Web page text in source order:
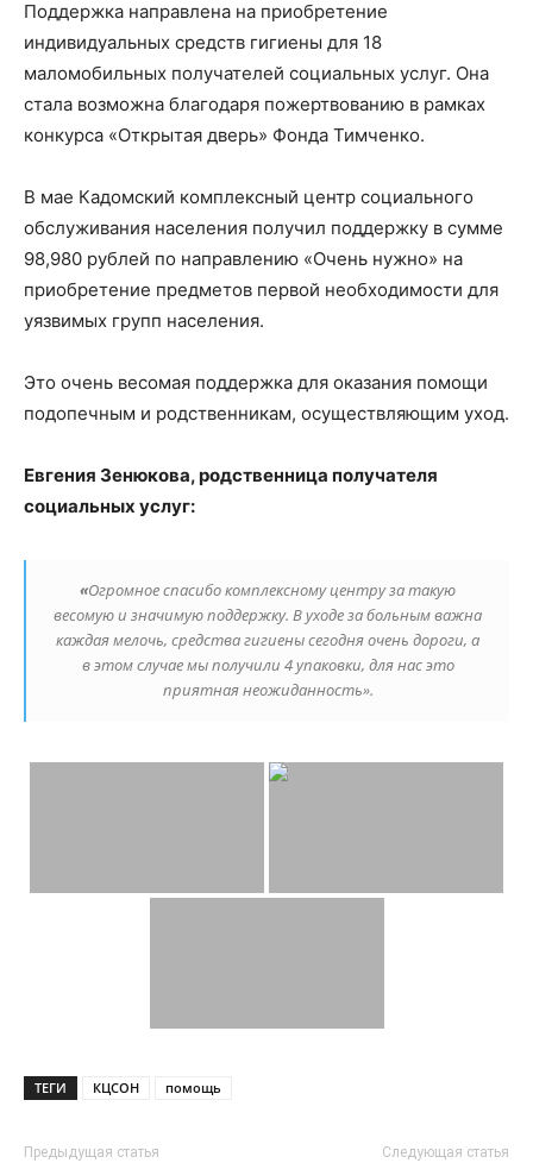
Поддержка направлена на приобретение
индивидуальных средств гигиены для 18
маломобильных получателей социальных услуг. Она
стала возможна благодаря пожертвованию в рамках
конкурса «Открытая дверь» Фонда Тимченко.
В мае Кадомский комплексный центр социального
обслуживания населения получил поддержку в сумме
98,980 рублей по направлению «Очень нужно» на
приобретение предметов первой необходимости для
уязвимых групп населения.
Это очень весомая поддержка для оказания помощи
подопечным и родственникам, осуществляющим уход.
Евгения Зенюкова, родственница получателя
социальных услуг:
«Огромное спасибо комплексному центру за такую
весомую и значимую поддержку. В уходе за больным важна
каждая мелочь, средства гигиены сегодня очень дороги, а
в этом случае мы получили 4 упаковки, для нас это
приятная неожиданность».
ТЕГИ КЦСОН помощь
Предыдущая статья Следующая статья